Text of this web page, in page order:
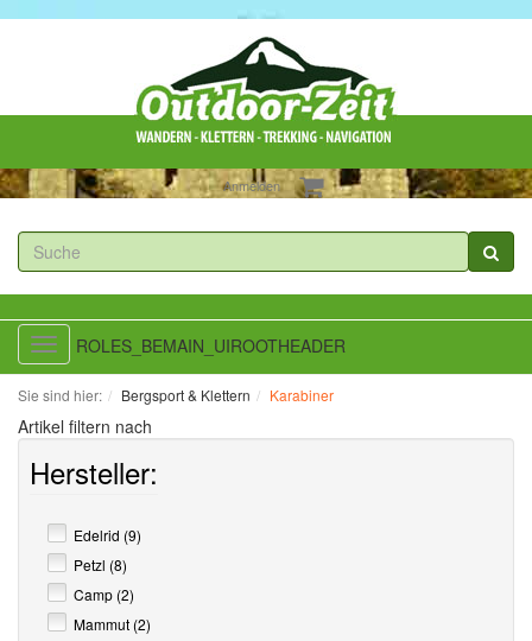
Anmelden
Toggle
navigation
ROLES_BEMAIN_UIROOTHEADER
Sie sind hier: Bergsport & Klettern Karabiner
Artikel filtern nach
Hersteller:
Edelrid (9)
Petzl (8)
Camp (2)
Mammut (2)